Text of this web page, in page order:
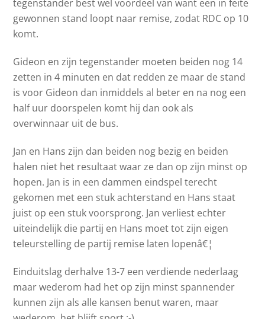
tegenstander best wel voordeel van want een in feite
gewonnen stand loopt naar remise, zodat RDC op 10
komt.
Gideon en zijn tegenstander moeten beiden nog 14
zetten in 4 minuten en dat redden ze maar de stand
is voor Gideon dan inmiddels al beter en na nog een
half uur doorspelen komt hij dan ook als
overwinnaar uit de bus.
Jan en Hans zijn dan beiden nog bezig en beiden
halen niet het resultaat waar ze dan op zijn minst op
hopen. Jan is in een dammen eindspel terecht
gekomen met een stuk achterstand en Hans staat
juist op een stuk voorsprong. Jan verliest echter
uiteindelijk die partij en Hans moet tot zijn eigen
teleurstelling de partij remise laten lopenâ€¦
Einduitslag derhalve 13-7 een verdiende nederlaag
maar wederom had het op zijn minst spannender
kunnen zijn als alle kansen benut waren, maar